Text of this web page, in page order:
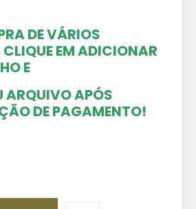
DE VÁRIOS
EM ADICIONAR
E
ARQUIVO APÓS
DE PAGAMENTO!